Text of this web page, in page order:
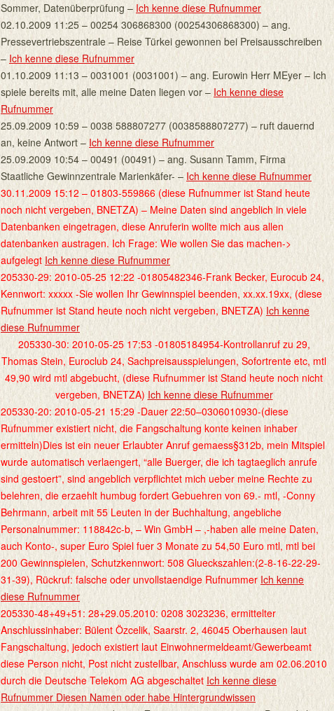
Sommer, Datenüberprüfung – Ich kenne diese Rufnummer
02.10.2009 11:25 – 00254 306868300 (00254306868300) – ang.
Pressevertriebszentrale – Reise Türkei gewonnen bei Preisausschreiben
– Ich kenne diese Rufnummer
01.10.2009 11:13 – 0031001 (0031001) – ang. Eurowin Herr MEyer – Ich
spiele bereits mit, alle meine Daten liegen vor – Ich kenne diese
Rufnummer
25.09.2009 10:59 – 0038 588807277 (0038588807277) – ruft dauernd
an, keine Antwort – Ich kenne diese Rufnummer
25.09.2009 10:54 – 00491 (00491) – ang. Susann Tamm, Firma
Staatliche Gewinnzentrale Marienkäfer- – Ich kenne diese Rufnummer
30.11.2009 15:12 – 01803-559866 (diese Rufnummer ist Stand heute
noch nicht vergeben, BNETZA) – Meine Daten sind angeblich in viele
Datenbanken eingetragen, diese Anruferin wollte mich aus allen
datenbanken austragen. Ich Frage: Wie wollen Sie das machen->
aufgelegt Ich kenne diese Rufnummer
205330-29: 2010-05-25 12:22 -01805482346-Frank Becker, Eurocub 24,
Kennwort: xxxxx -Sie wollen Ihr Gewinnspiel beenden, xx.xx.19xx, (diese
Rufnummer ist Stand heute noch nicht vergeben, BNETZA)Ich kenne
diese Rufnummer
205330-30: 2010-05-25 17:53 -01805184954-Kontrollanruf zu 29,
Thomas Stein, Euroclub 24, Sachpreisausspielungen, Sofortrente etc, mtl
49,90 wird mtl abgebucht, (diese Rufnummer ist Stand heute noch nicht
vergeben, BNETZA) Ich kenne diese Rufnummer
205330-20: 2010-05-21 15:29 -Dauer 22:50–0306010930-(diese
Rufnummer existiert nicht, die Fangschaltung konte keinen inhaber
ermitteln)Dies ist ein neuer Erlaubter Anruf gemaess§312b, mein Mitspiel
wurde automatisch verlaengert, “alle Buerger, die ich tagtaeglich anrufe
sind gestoert”, sind angeblich verpflichtet mich ueber meine Rechte zu
belehren, die erzaehlt humbug fordert Gebuehren von 69.- mtl, -Conny
Behrmann, arbeit mit 55 Leuten in der Buchhaltung, angebliche
Personalnummer: 118842c-b, – Win GmbH – ,-haben alle meine Daten,
auch Konto-, super Euro Spiel fuer 3 Monate zu 54,50 Euro mtl, mtl bei
200 Gewinnspielen, Schutzkennwort: 508 Glueckszahlen:(2-8-16-22-29-
31-39), Rückruf: falsche oder unvollstaendige Rufnummer Ich kenne
diese Rufnummer
205330-48+49+51: 28+29.05.2010: 0208 3023236, ermittelter
Anschlussinhaber: Bülent Özcelik, Saarstr. 2, 46045 Oberhausen laut
Fangschaltung, jedoch existiert laut Einwohnermeldeamt/Gewerbeamt
diese Person nicht, Post nicht zustellbar, Anschluss wurde am 02.06.2010
durch die Deutsche Telekom AG abgeschaltet Ich kenne diese
Rufnummer Diesen Namen oder habe Hintergrundwissen